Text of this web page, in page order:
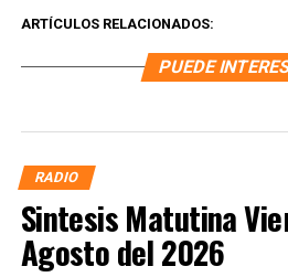
ARTÍCULOS RELACIONADOS:
PUEDE
RADIO
Sintesis Matutina
Agosto del 2026